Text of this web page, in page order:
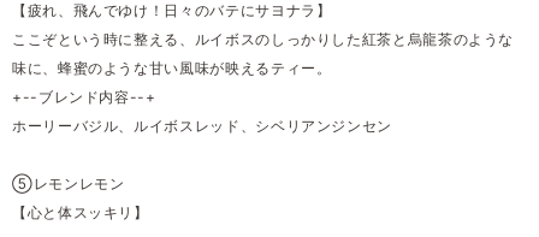
【疲れ、飛んでゆけ！日々のバテにサヨナラ】
ここぞという時に整える、ルイボスのしっかりした紅茶と烏龍茶のような
味に、蜂蜜のような甘い風味が映えるティー。
+--ブレンド内容--+
ホーリーバジル、ルイボスレッド、シベリアンジンセン
⑤レモンレモン
【心と体スッキリ】